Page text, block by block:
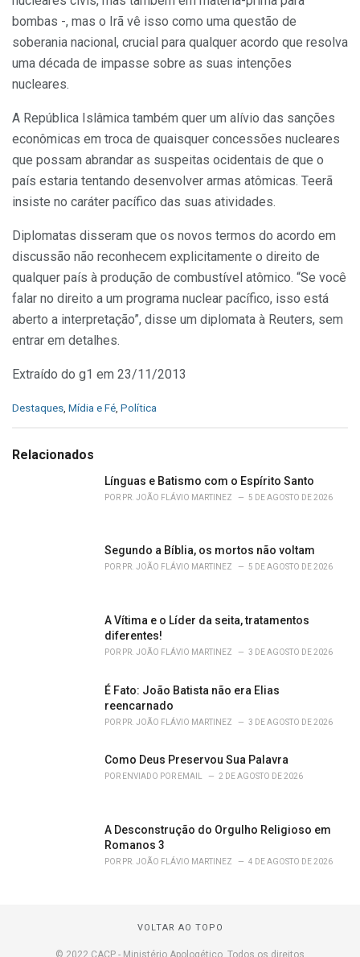
bombas -, mas o Irã vê isso como uma questão de
soberania nacional, crucial para qualquer acordo que resolva
uma década de impasse sobre as suas intenções
nucleares.
A República Islâmica também quer um alívio das sanções
econômicas em troca de quaisquer concessões nucleares
que possam abrandar as suspeitas ocidentais de que o
país estaria tentando desenvolver armas atômicas. Teerã
insiste no caráter pacífico das suas atividades.
Diplomatas disseram que os novos termos do acordo em
discussão não reconhecem explicitamente o direito de
qualquer país à produção de combustível atômico. “Se você
falar no direito a um programa nuclear pacífico, isso está
aberto a interpretação”, disse um diplomata à Reuters, sem
entrar em detalhes.
Extraído do g1 em 23/11/2013
C
e
Destaques, Mídia e Fé, Política
Relacionados
Línguas e Batismo com o Espírito Santo
POR PR. JOÃO FLÁVIO MARTINEZ 5 DE AGOSTO DE 2026
Segundo a Bíblia, os mortos não voltam
POR PR. JOÃO FLÁVIO MARTINEZ 5 DE AGOSTO DE 2026
A Vítima e o Líder da seita, tratamentos
diferentes!
POR PR. JOÃO FLÁVIO MARTINEZ 3 DE AGOSTO DE 2026
É Fato: João Batista não era Elias
reencarnado
POR PR. JOÃO FLÁVIO MARTINEZ 3 DE AGOSTO DE 2026
Como Deus Preservou Sua Palavra
POR ENVIADO POR EMAIL 2 DE AGOSTO DE 2026
A Desconstrução do Orgulho Religioso em
Romanos 3
POR PR. JOÃO FLÁVIO MARTINEZ 4 DE AGOSTO DE 2026
VOLTAR AO TOPO
© 2022 CACP - Ministério Apologético. Todos os direitos